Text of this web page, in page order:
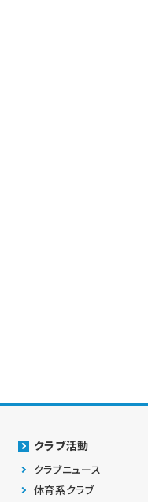
クラブ活動
クラブニュース
体育系クラブ